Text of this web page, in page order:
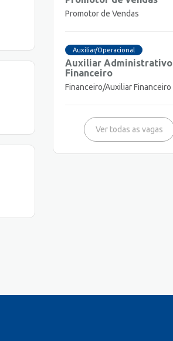
Promotor de Vendas
Auxiliar/Operacional
Auxiliar Administrativo
Financeiro
Financeiro/Auxiliar Financeiro
Ver todas as vagas